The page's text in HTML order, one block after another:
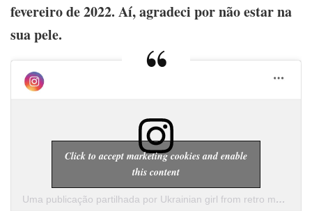
fevereiro de 2022. Aí, agradeci por não estar na
sua pele.
Uma publicação partilhada por Ukrainian girl from retro movies🎞🇺🇦 (@lira__karina)
Click to accept marketing cookies and enable
this content